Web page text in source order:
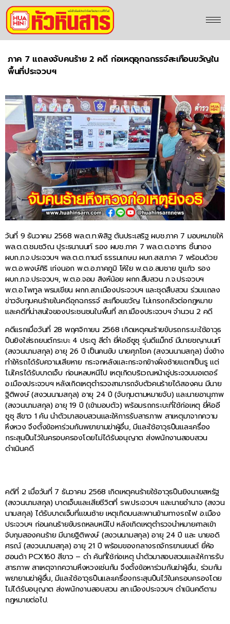
ภาค 7 แถลงจับคนร้าย 2 คดี ก่อเหตุอุกฉกรรจ์สะเทือนขวัญใน
พื้นที่ประจวบฯ
วันที่ 9 ธันวาคม 2568 พล.ต.ท.พิสิฐ ตันประเสริฐ ผบช.ภาค 7 มอบหมายให้
พล.ต.ต.ชมชวิณ ปุระธนานนท์ รอง ผบช.ภาค 7 พล.ต.ต.อาทร ชิ้นทอง
ผบก.ภ.จ.ประจวบฯ พล.ต.ต.กานต์ ธรรมเกษม ผบก.สส.ภาค 7 พร้อมด้วย
พ.ต.อ.พงษ์ศิริ เก่งนอก พ.ต.อ.ภาคภูมิ โห้ใย พ.ต.อ.สมชาย ชูแก้ว รอง
ผบก.ภ.จ.ประจวบฯ, พ.ต.อ.จอม สิงห์น้อย ผกก.สืบสวน ภ.จ.ประจวบฯ
พ.ต.อ.ไพทูล พรมเขียน ผกก.สภ.เมืองประจวบฯ และชุดสืบสวน ร่วมแถลง
ข่าวจับกุมคนร้ายในคดีอุกฉกรรจ์ สะเทือนขวัญ ไม่เกรงกลัวต่อกฎหมาย
และคดีที่น่าสนใจของประชนชนในพื้นที่ สภ.เมืองประจวบฯ จำนวน 2 คดี
คดีแรกเมื่อวันที่ 28 พฤศจิกายน 2568 เกิดเหตุคนร้ายขับรถกระบะใช้อาวุธ
ปืนยิงใส่รถยนต์กระบะ 4 ประตู สีดำ ยี่ห้ออีซูซุ รุ่นดีแม็กซ์ มีนายชญานนท์
(สงวนนามสกุล) อายุ 26 ปี เป็นคนขับ นายศุภโชค (สงวนนามสกุล) นั่งข้าง
ทำให้รถได้รับความเสียหาย กระจกหลังและกระจกข้างฝั่งซ้ายแตกเป็นรู แต่
ไม่ใครได้รับบาดเจ็บ ก่อนหลบหนีไป เหตุเกิดบริเวณหน้าอู่ประจวบมอเตอร์
อ.เมืองประจวบฯ หลังเกิดเหตุตำรวจสามารถจับตัวคนร้ายได้สองคน มีนาย
ฐิติพงษ์ (สงวนนามสกุล) อายุ 24 ปี (จับกุมตามหมายจับ) และนายอานุภาพ
(สงวนนามสกุล) อายุ 19 ปี (เข้ามอบตัว) พร้อมรถกระบะที่ใช้ก่อเหตุ ยี่ห้ออี
ซูซุ สีขาว 1 คัน นำตัวมาสอบสวนและให้การรับสารภาพ สาเหตุมาจากความ
หึงหวง จึงตั้งข้อหาร่วมกันพยายามฆ่าผู้อื่น, มีและใช้อาวุธปืนและเครื่อง
กระสุนปืนไว้ในครอบครองโดยไม่ได้รับอนุญาต ส่งพนักงานสอบสวน
ดำเนินคดี
คดีที่ 2 เมื่อวันที่ 7 ธันวาคม 2568 เกิดเหตุคนร้ายใช้อาวุธปืนยิงนายสหรัฐ
(สงวนนามสกุล) บาดเจ็บและเสียชีวิตที่ รพ.ประจวบฯ และนายอำนาจ (สงวน
นามสกุล) ได้รับบาดเจ็บที่แขนซ้าย เหตุเกิดบนสะพานข้ามทางรถไฟ อ.เมือง
ประจวบฯ ก่อนคนร้ายขับรถหลบหนีไป หลังเกิดเหตุตำรวจนำหมายศาลเข้า
จับกุมสองคนร้าย มีนายฐิติพงษ์ (สงวนนามสกุล) อายุ 24 ปี และ นายอดิ
ศรณ์ (สงวนนามสกุล) อายุ 21 ปี พร้อมของกลางรถจักรยานยนต์ ยี่ห้อ
ฮอนด้า PCX160 สีขาว – ดำ คันที่ใช้ก่อเหตุ นำตัวมาสอบสวนและให้การรับ
สารภาพ สาเหตุจากความหึงหวงเช่นกัน จึงตั้งข้อหาร่วมกันฆ่าผู้อื่น, ร่วมกัน
พยายามฆ่าผู้อื่น, มีและใช้อาวุธปืนและเครื่องกระสุนปืนไว้ในครอบครองโดย
ไม่ได้รับอนุญาต ส่งพนักงานสอบสวน สภ.เมืองประจวบฯ ดำเนินคดีตาม
กฎหมายต่อไป.